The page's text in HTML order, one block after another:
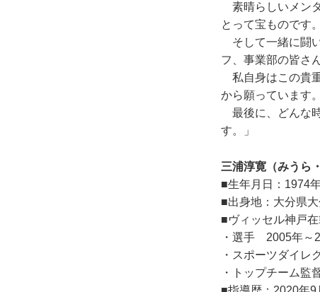
素晴らしいメン
とって宝ものです
そして一緒に闘
フ、事業部の皆さ
私自身はこの貴
から願っています
最後に、どんな
す。」
三浦淳寛（みうら
■生年月日：1974
■出身地：大分県
■ヴィッセル神戸
・選手 2005年～
・スポーツダイ
・トップチーム